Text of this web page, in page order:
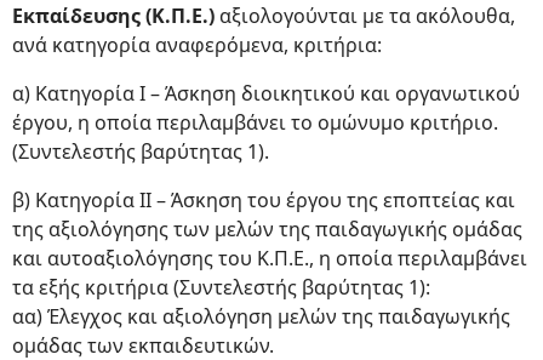
Εκπαίδευσης (Κ.Π.Ε.)αξιολογούνται με τα ακόλουθα,
ανά κατηγορία αναφερόμενα, κριτήρια:
α) Κατηγορία Ι – Άσκηση διοικητικού και οργανωτικού
έργου, η οποία περιλαμβάνει το ομώνυμο κριτήριο.
(Συντελεστής βαρύτητας 1).
β) Κατηγορία ΙΙ – Άσκηση του έργου της εποπτείας και
της αξιολόγησης των μελών της παιδαγωγικής ομάδας
και αυτοαξιολόγησης του Κ.Π.Ε., η οποία περιλαμβάνει
τα εξής κριτήρια (Συντελεστής βαρύτητας 1):
αα) Έλεγχος και αξιολόγηση μελών της παιδαγωγικής
ομάδας των εκπαιδευτικών.